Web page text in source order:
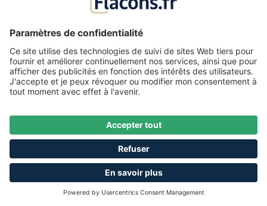
Flacon de pharmacie bleu 30ml bouchon
compte-gouttes blanc 0.8mm std